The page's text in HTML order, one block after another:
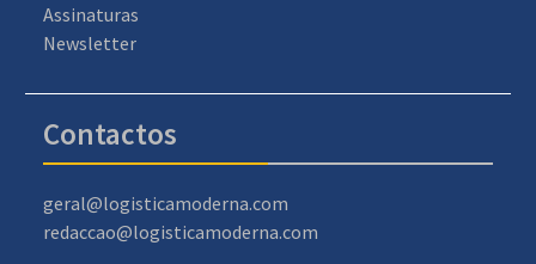
Assinaturas
Newsletter
Contactos
geral@logisticamoderna.com
redaccao@logisticamoderna.com